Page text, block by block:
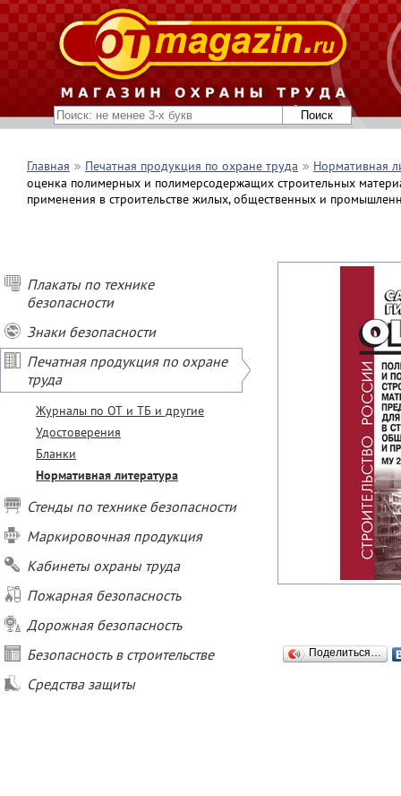
Главная Печатная продукция по охране труда
Нормативная
оценка полимерных и полимерсодержащих строительных
применения в строительстве жилых, общественных и
Плакаты по технике
безопасности
Знаки безопасности
Печатная продукция по охране
труда
Журналы по ОТ и ТБ и другие
Удостоверения
Бланки
Нормативная литература
Стенды по технике безопасности
Маркировочная продукция
Кабинеты охраны труда
Пожарная безопасность
Дорожная безопасность
Безопасность в строительстве
Средства защиты
Поделиться…